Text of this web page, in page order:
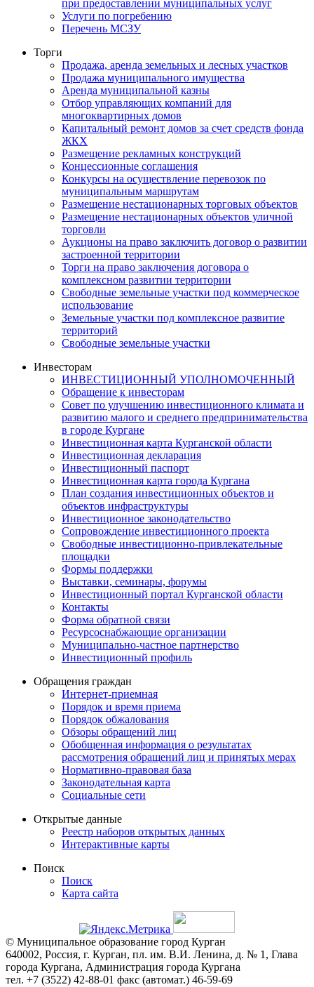
при предоставлении муниципальных услуг
Услуги по погребению
Перечень МСЗУ
Торги
Продажа, аренда земельных и лесных участков
Продажа муниципального имущества
Аренда муниципальной казны
Отбор управляющих компаний для
многоквартирных домов
Капитальный ремонт домов за счет средств фонда
ЖКХ
Размещение рекламных конструкций
Концессионные соглашения
Конкурсы на осуществление перевозок по
муниципальным маршрутам
Размещение нестационарных торговых объектов
Размещение нестационарных объектов уличной
торговли
Аукционы на право заключить договор о развитии
застроенной территории
Торги на право заключения договора о
комплексном развитии территории
Свободные земельные участки под коммерческое
использование
Земельные участки под комплексное развитие
территорий
Свободные земельные участки
Инвесторам
ИНВЕСТИЦИОННЫЙ УПОЛНОМОЧЕННЫЙ
Обращение к инвесторам
Совет по улучшению инвестиционного климата и
развитию малого и среднего предпринимательства
в городе Кургане
Инвестиционная карта Курганской области
Инвестиционная декларация
Инвестиционный паспорт
Инвестиционная карта города Кургана
План создания инвестиционных объектов и
объектов инфраструктуры
Инвестиционное законодательство
Сопровождение инвестиционного проекта
Свободные инвестиционно-привлекательные
площадки
Формы поддержки
Выставки, семинары, форумы
Инвестиционный портал Курганской области
Контакты
Форма обратной связи
Ресурсоснабжающие организации
Муниципально-частное партнерство
Инвестиционный профиль
Обращения граждан
Интернет-приемная
Порядок и время приема
Порядок обжалования
Обзоры обращений лиц
Обобщенная информация о результатах
рассмотрения обращений лиц и принятых мерах
Нормативно-правовая база
Законодательная карта
Социальные сети
Открытые данные
Реестр наборов открытых данных
Интерактивные карты
Поиск
Поиск
Карта сайта
© Муниципальное образование город Курган
640002, Россия, г. Курган, пл. им. В.И. Ленина, д. № 1, Глава
города Кургана, Администрация города Кургана
тел. +7 (3522) 42-88-01 факс (автомат.) 46-59-69